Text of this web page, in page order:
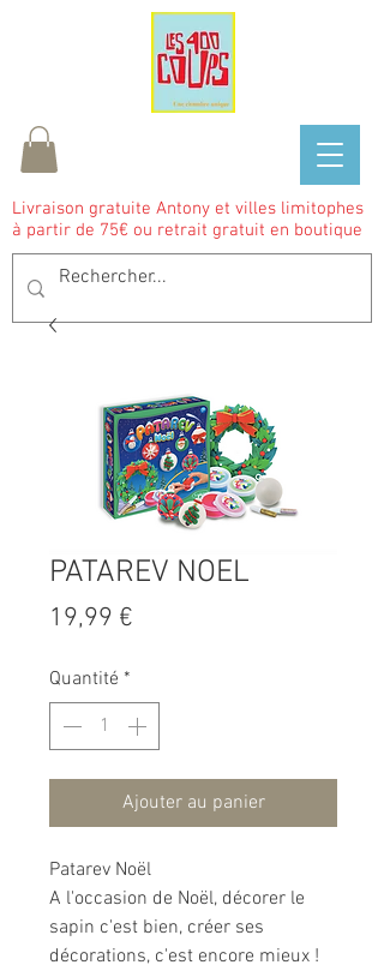
Livraison gratuite Antony et villes limitophes
à partir de 75€ ou retrait gratuit en boutique
PATAREV NOEL
19,99 €
Quantité *
Ajouter au panier
Patarev Noël
A l'occasion de Noël, décorer le
sapin c'est bien, créer ses
décorations, c'est encore mieux !